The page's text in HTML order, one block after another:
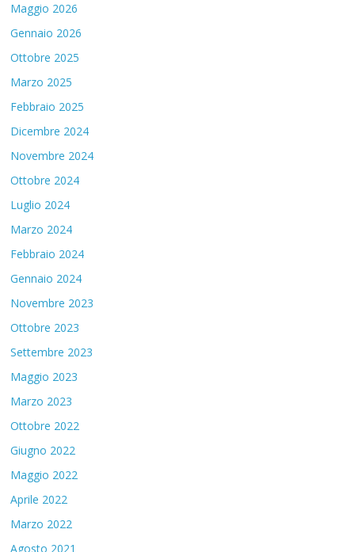
Maggio 2026
Gennaio 2026
Ottobre 2025
Marzo 2025
Febbraio 2025
Dicembre 2024
Novembre 2024
Ottobre 2024
Luglio 2024
Marzo 2024
Febbraio 2024
Gennaio 2024
Novembre 2023
Ottobre 2023
Settembre 2023
Maggio 2023
Marzo 2023
Ottobre 2022
Giugno 2022
Maggio 2022
Aprile 2022
Marzo 2022
Agosto 2021